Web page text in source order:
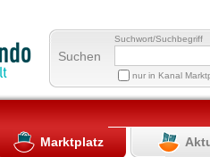
Suchen
Suchwort/Suchbegriff
nur in Kanal
Marktplatz